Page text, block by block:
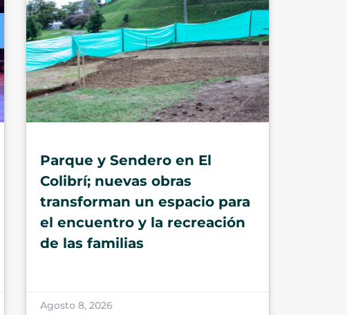
Parque y Sendero en El
Colibrí; nuevas obras
transforman un espacio para
el encuentro y la recreación
de las familias
Agosto 8, 2026